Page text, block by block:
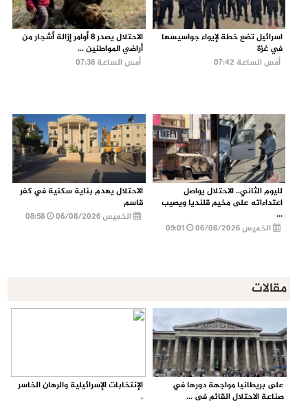
اسرائيل تضع خطة لإيواء جواسيسها
في غزة
أمس الساعة 07:42
الاحتلال يصدر 8 أوامر إزالة أشجار من
أراضي المواطنين ...
أمس الساعة 07:38
لليوم الثاني.. الاحتلال يواصل
اعتداءاته على مخيم قلنديا ويصيب
...
الخميس 06/08/2026
الاحتلال يهدم بناية سكنية في كفر
قاسم
الخميس 06/08/2026
08:58
مقالات
على بريطانيا مواجهة دورها في
صناعة الاحتلال القائم في ...
الإنتخابات الإسرائيلية والرهان الخاسر
.